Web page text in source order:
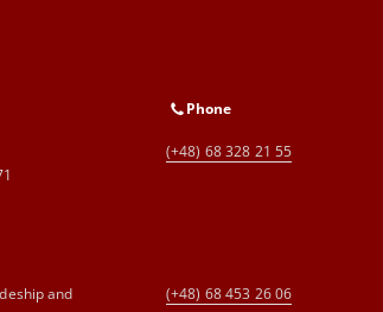
Phone
(+48) 68 328 21 55
and
(+48) 68 453 26 06